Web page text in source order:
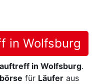
in Wolfsburg
in Wolfsburg.
für Läuferaus